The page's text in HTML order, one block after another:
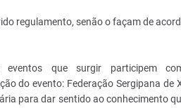
regulamento, senão o façam de
que surgir participem
do evento: Federação Sergipana de
para dar sentido ao conhecimento